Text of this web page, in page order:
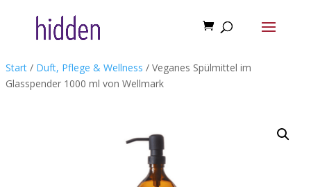
Start / Duft, Pflege & Wellness / Veganes Spülmittel im
Glasspender 1000 ml von Wellmark